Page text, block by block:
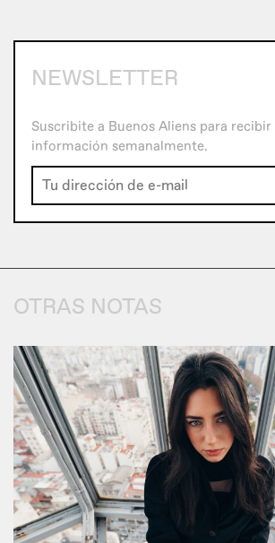
NEWSLETTER
Suscribite a Buenos Aliens para
información semanalmente.
OTRAS NOTAS